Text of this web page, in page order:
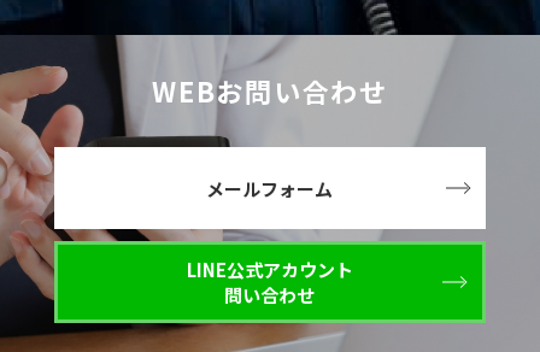
WEBお問い合わせ
メールフォーム
LINE公式アカウント
問い合わせ